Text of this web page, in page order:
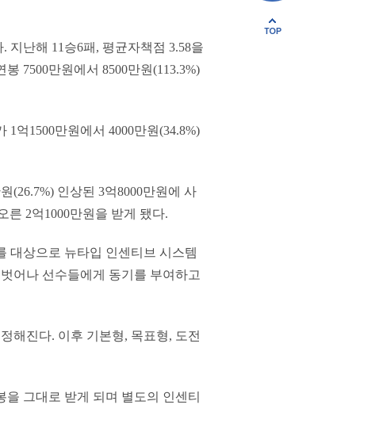
지난해 11승6패, 평균자책점 3.58을
7500만원에서 8500만원(113.3%)
억1500만원에서 4000만원(34.8%)
(26.7%) 인상된 3억8000만원에 사
른 2억1000만원을 받게 됐다.
대상으로 뉴타입 인센티브 시스템
어나 선수들에게 동기를 부여하고
해진다. 이후 기본형, 목표형, 도전
그대로 받게 되며 별도의 인센티